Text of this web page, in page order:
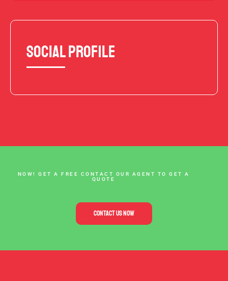
Social Profile
NOW! GET A FREE CONTACT OUR AGENT TO GET A
QUOTE
CONTACT US NOW